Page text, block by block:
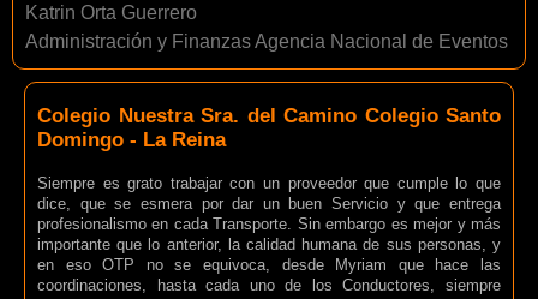
Katrin Orta Guerrero
Administración y Finanzas Agencia Nacional de Eventos
Colegio Nuestra Sra. del Camino Colegio Santo
Domingo - La Reina
Siempre es grato trabajar con un proveedor que cumple lo que
dice, que se esmera por dar un buen Servicio y que entrega
profesionalismo en cada Transporte. Sin embargo es mejor y más
importante que lo anterior, la calidad humana de sus personas, y
en eso OTP no se equivoca, desde Myriam que hace las
coordinaciones, hasta cada uno de los Conductores, siempre